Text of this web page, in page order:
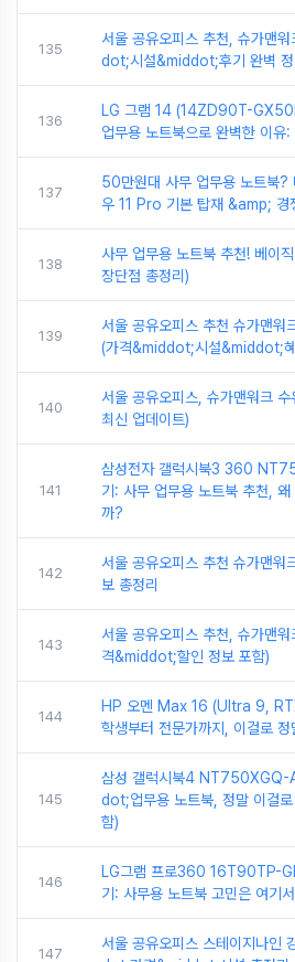
135
서울 공유오피스 추천, 슈가맨
dot;시설&middot;후기 완벽 정
136
LG 그램 14 (14ZD90T-
업무용 노트북으로 완벽한 이유
137
50만원대 사무 업무용 노트북?
우 11 Pro 기본 탑재 &amp; 경
138
사무 업무용 노트북 추천! 베이
장단점 총정리)
139
서울 공유오피스 추천 슈가맨워
(가격&middot;시설&middot;
140
서울 공유오피스, 슈가맨워크
최신 업데이트)
141
삼성전자 갤럭시북3 360
기: 사무 업무용 노트북 추천,
까?
142
서울 공유오피스 추천 슈가맨워
보 총정리
143
서울 공유오피스 추천, 슈가맨
격&middot;할인 정보 포함)
144
HP 오멘 Max 16 (Ultra 9,
학생부터 전문가까지, 이걸로 정
145
삼성 갤럭시북4 NT750XGQ-
dot;업무용 노트북, 정말 이걸
함)
146
LG그램 프로360 16T90TP-
기: 사무용 노트북 고민은 여기
147
서울 공유오피스 스테이지나인